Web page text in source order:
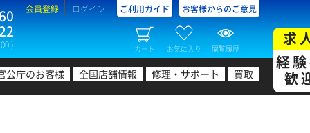
)
会員登録 ログイン ご利用ガイド お客様からのご意見
カート お気に入り 閲覧履歴
公庁のお客様 全国店舗情報 修理・サポート 買取
求
経
歓